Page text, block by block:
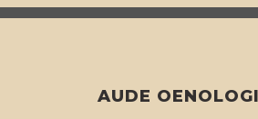
AUDE